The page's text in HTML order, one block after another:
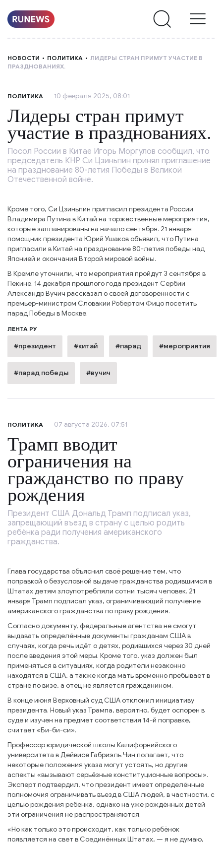
О
НАС
НОВОСТИ ПОЛИТИКА
ЛИДЕРЫ СТРАН ПРИМУТ УЧАСТИЕ В
ПРАЗДНОВАНИЯХ.
ПОЛИТИКА 10 февраля 2025, 08:01
Лидеры стран примут
участие в празднованиях.
Посол России в Китае Игорь Моргулов сообщил, что
председатель КНР Си Цзиньпин принял приглашение
на празднование 80-летия Победы в Великой
Отечественной войне.
Кроме того, Си Цзиньпин пригласил президента России
Владимира Путина в Китай на торжественные мероприятия,
которые запланированы на начало сентября. 21 января
помощник президента Юрий Ушаков объявил, что Путина
пригласили в Китай на празднование 80-летия победы над
Японией и окончания Второй мировой войны.
В Кремле уточнили, что мероприятия пройдут 3 сентября в
Пекине. 14 декабря прошлого года президент Сербии
Александр Вучич рассказал о своей договорённости с
премьер-министром Словакии Робертом Фицо посетить
парад Победы в Москве.
ЛЕНТА РУ
#президент #китай #парад #мероприятия
#парад победы #вучич
ПОЛИТИКА 07 августа 2026, 07:51
Трамп вводит
ограничения на
гражданство по праву
рождения
Президент США Дональд Трамп подписал указ,
запрещающий въезд в страну с целью родить
ребёнка ради получения американского
гражданства.
Глава государства объяснил своё решение тем, что
поправкой о безусловной выдаче гражданства родившимся в
Штатах детям злоупотребляли сотни тысяч человек. 21
января Трамп подписал указ, ограничивающий получение
американского гражданства по праву рождения.
Согласно документу, федеральные агентства не смогут
выдавать определённые документы гражданам США в
случаях, когда речь идёт о детях, родившихся через 30 дней
после введения этой меры. Кроме того, указ должен был
применяться в ситуациях, когда родители незаконно
находятся в США, а также когда мать временно пребывает в
стране по визе, а отец не является гражданином.
В конце июня Верховный суд США отклонил инициативу
президента. Новый указ Трампа, вероятно, будет оспорен в
суде и изучен на предмет соответствия 14-й поправке,
считает «Би-би-си».
Профессор юридической школы Калифорнийского
университета в Дейвисе Габриэль Чин полагает, что
некоторые положения указа могут устоять, но другие
аспекты «вызывают серьёзные конституционные вопросы».
Эксперт подтвердил, что президент имеет определённые
полномочия ограничивать въезд в США людей, в частности, с
целью рождения ребёнка, однако на уже рождённых детей
эти ограничения не распространяются.
«Но как только это происходит, как только ребёнок
появляется на свет в Соединённых Штатах, — я не думаю,